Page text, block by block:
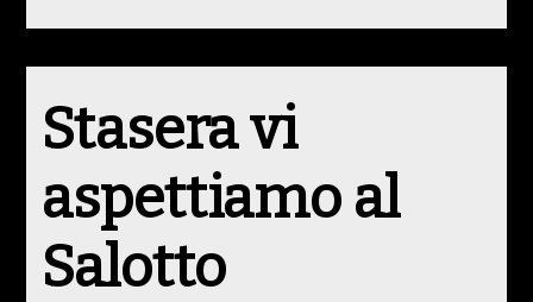
Stasera vi
aspettiamo al
Salotto